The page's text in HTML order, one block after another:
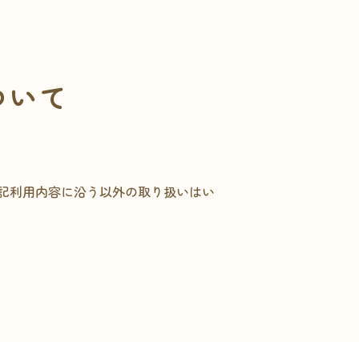
て
利用内容に沿う以外の取り扱いはい